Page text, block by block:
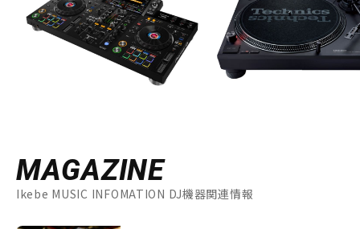
MAGAZINE
Ikebe MUSIC INFOMATION DJ機器関連情報